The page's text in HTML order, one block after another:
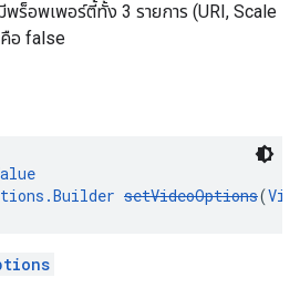
พร็อพเพอร์ตี้ทั้ง 3 รายการ (URI, Scale
คือ false
setVideoOptions(